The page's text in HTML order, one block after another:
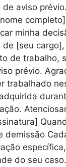
aviso
minha
de [seu
de trabalho,
prévio.
trabalhado
demissão
do seu